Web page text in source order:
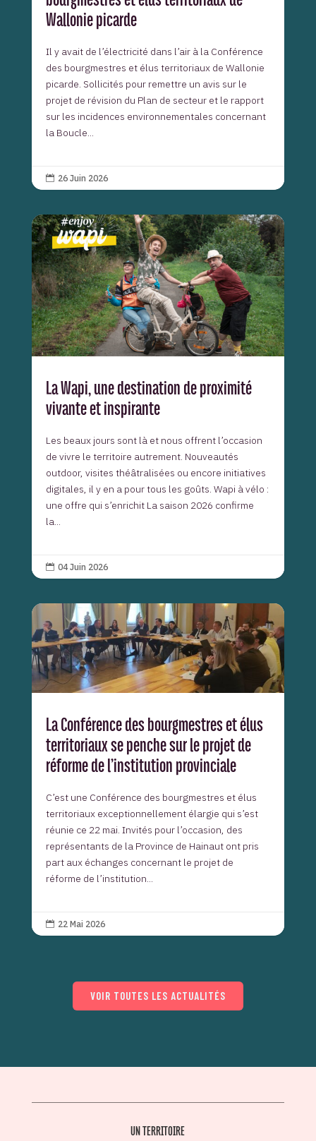
Wallonie picarde
Il y avait de l’électricité dans l’air à la Conférence
des bourgmestres et élus territoriaux de Wallonie
picarde. Sollicités pour remettre un avis sur le
projet de révision du Plan de secteur et le rapport
sur les incidences environnementales concernant
la Boucle...
 26 Juin 2026
La Wapi, une destination de proximité
vivante et inspirante
Les beaux jours sont là et nous offrent l’occasion
de vivre le territoire autrement. Nouveautés
outdoor, visites théâtralisées ou encore initiatives
digitales, il y en a pour tous les goûts. Wapi à vélo :
une offre qui s’enrichit La saison 2026 confirme
la...
 04 Juin 2026
La Conférence des bourgmestres et élus
territoriaux se penche sur le projet de
réforme de l’institution provinciale
C’est une Conférence des bourgmestres et élus
territoriaux exceptionnellement élargie qui s’est
réunie ce 22 mai. Invités pour l’occasion, des
représentants de la Province de Hainaut ont pris
part aux échanges concernant le projet de
réforme de l’institution...
 22 Mai 2026
VOIR TOUTES LES ACTUALITÉS
UN TERRITOIRE